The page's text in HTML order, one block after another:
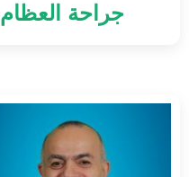
جراحة العظام